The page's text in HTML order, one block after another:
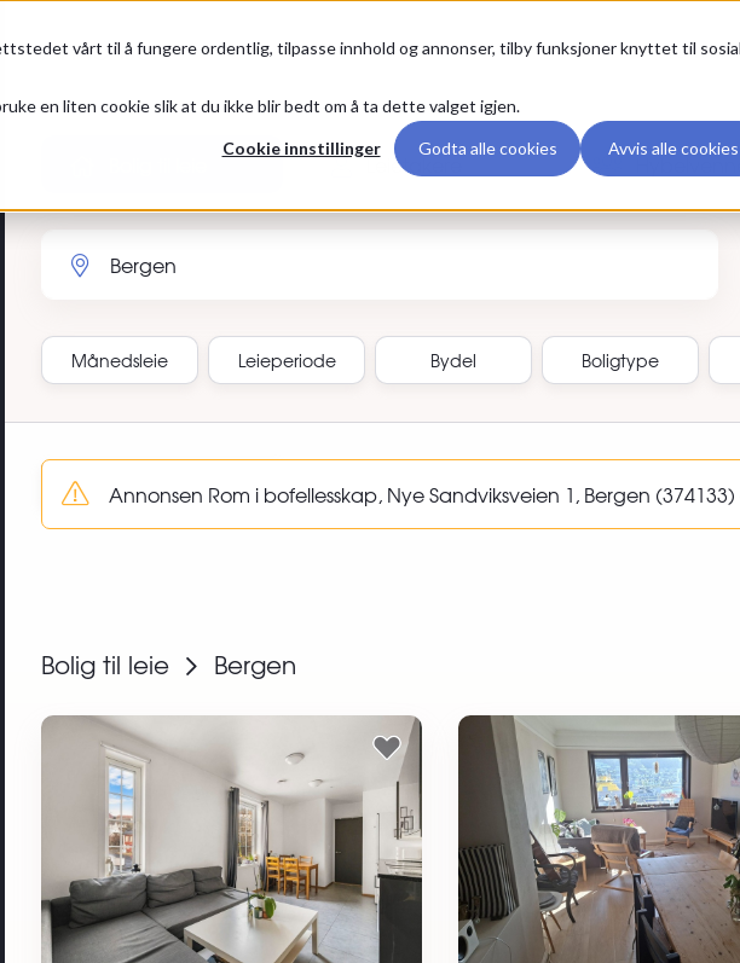
vårt til å fungere ordentlig, tilpasse innhold og annonser, tilby funksjoner knyttet til
en liten cookie slik at du ikke blir bedt om å ta dette valget igjen.
Cookie innstillinger Godta alle cookies Avvis alle cookies
Annonser Premium
Leietakere
Søk etter sted eller annonse-ID
Månedsleie Leieperiode Bydel Boligtype
Sortering
Annonsen Rom i bofellesskap, Nye Sandviksveien 1, Bergen
Bolig til leie Bergen